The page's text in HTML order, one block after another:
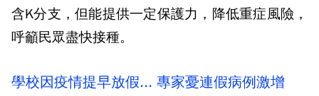
含K分支，但能提供一定保護力，降低重症風險，
呼籲民眾盡快接種。
學校因疫情提早放假... 專家憂連假病例激增